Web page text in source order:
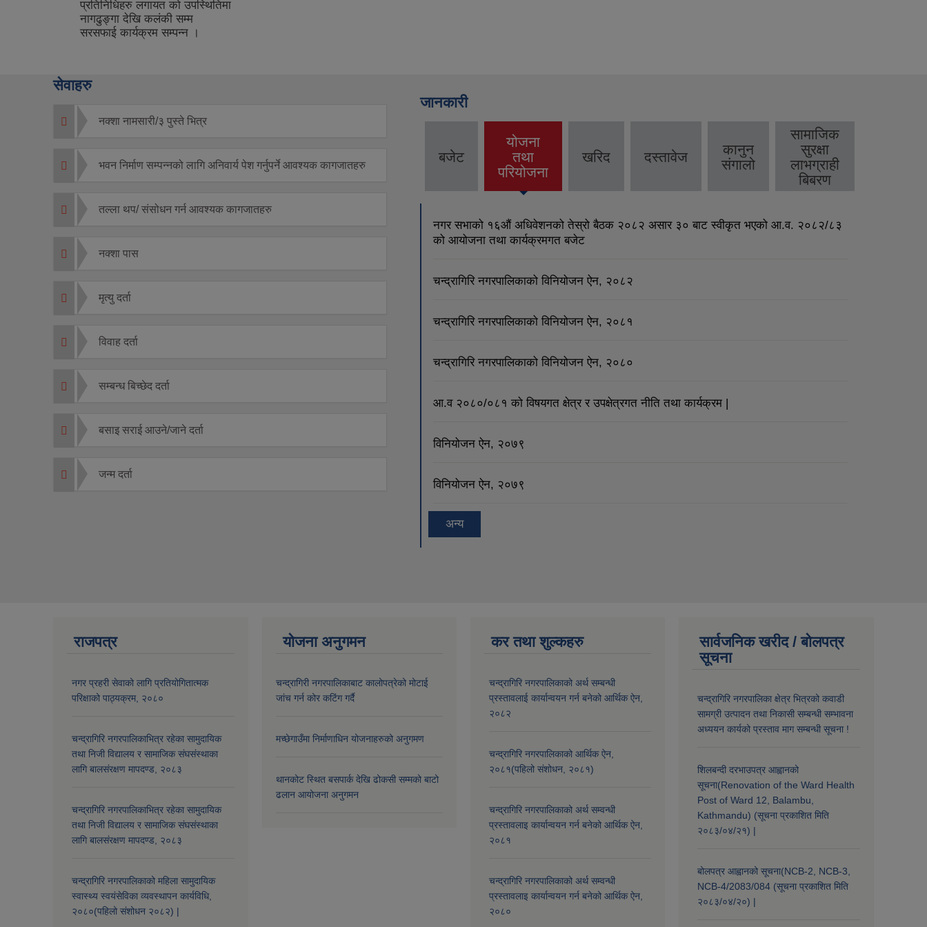
सेवाहरु
नक्शा नामसारी/३ पुस्ते भित्र
भवन निर्माण सम्पन्नको लागि अनिवार्य पेश गर्नुपर्ने आवश्यक कागजातहरु
तल्ला थप/ संसोधन गर्न आवश्यक कागजातहरु
नक्शा पास
मृत्यु दर्ता
विवाह दर्ता
सम्बन्ध बिच्छेद दर्ता
बसाइ सराई आउने/जाने दर्ता
जन्म दर्ता
जानकारी
बजेट
योजना
तथा
परियोजना
(active
tab)
खरिद दस्तावेज
कानुन
संगालो
सामाजिक
सुरक्षा
लाभग्राही
बिबरण
नगर सभाको १६औं अधिवेशनको तेस्रो बैठक २०८२ असार ३० बाट स्वीकृत भएको आ.व. २०८२/८३
को आयोजना तथा कार्यक्रमगत बजेट
चन्द्रागिरि नगरपालिकाको विनियोजन ऐन, २०८२
चन्द्रागिरि नगरपालिकाको विनियोजन ऐन, २०८१
चन्द्रागिरि नगरपालिकाको विनियोजन ऐन, २०८०
आ.व २०८०/०८१ को विषयगत क्षेत्र र उपक्षेत्रगत नीति तथा कार्यक्रम |
विनियोजन ऐन, २०७९
विनियोजन ऐन, २०७९
अन्य
राजपत्र
नगर प्रहरी सेवाको लागि प्रतियोगितात्मक
परिक्षाको पाठ्यक्रम, २०८०
चन्द्रागिरि नगरपालिकाभित्र रहेका सामुदायिक
तथा निजी विद्यालय र सामाजिक संघसंस्थाका
लागि बालसंरक्षण मापदण्ड, २०८३
चन्द्रागिरि नगरपालिकाभित्र रहेका सामुदायिक
तथा निजी विद्यालय र सामाजिक संघसंस्थाका
लागि बालसंरक्षण मापदण्ड, २०८३
चन्द्रागिरि नगरपालिकाको महिला सामुदायिक
स्वास्थ्य स्वयंसेविका व्यवस्थापन कार्यविधि,
२०८०(पहिलो संशोधन २०८२) |
योजना अनुगमन
चन्द्रागिरी नगरपालिकाबाट कालोपत्रेको मोटाई
जांच गर्न कोर कटिंग गर्दै
मच्छेगाउँमा निर्माणाधिन योजनाहरुको अनुगमण
थानकोट स्थित बसपार्क देखि ढोकसी सम्मको बाटो
ढलान आयोजना अनुगमन
कर तथा शुल्कहरु
चन्द्रागिरि नगरपालिकाको अर्थ सम्बन्धी
प्रस्तावलाई कार्यान्वयन गर्न बनेको आर्थिक ऐन,
२०८२
चन्द्रागिरि नगरपालिकाको आर्थिक ऐन,
२०८१(पहिलो संशोधन, २०८१)
चन्द्रागिरि नगरपालिकाको अर्थ सम्वन्धी
प्रस्तावलाइ कार्यान्वयन गर्न बनेको आर्थिक ऐन,
२०८१
चन्द्रागिरि नगरपालिकाको अर्थ सम्वन्धी
प्रस्तावलाइ कार्यान्वयन गर्न बनेको आर्थिक ऐन,
२०८०
सार्वजनिक खरीद / बोलपत्र
सूचना
चन्द्रागिरि नगरपालिका क्षेत्र भित्रको कवाडी
सामग्री उत्पादन तथा निकासी सम्बन्धी सम्भावना
अध्ययन कार्यको प्रस्ताव माग सम्बन्धी सूचना !
शिलबन्दी दरभाउपत्र आह्वानको
सूचना(Renovation of the Ward Health
Post of Ward 12, Balambu,
Kathmandu) (सूचना प्रकाशित मिति
२०८३/०४/२१) |
बोलपत्र आह्वानको सूचना(NCB-2, NCB-3,
NCB-4/2083/084 (सूचना प्रकाशित मिति
२०८३/०४/२०) |